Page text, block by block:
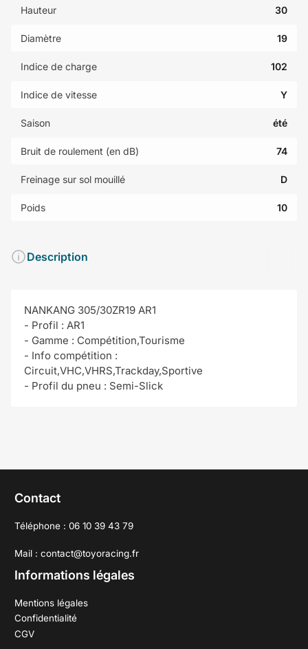
Hauteur 30
Diamètre 19
Indice de charge 102
Indice de vitesse Y
Saison été
Bruit de roulement (en dB) 74
Freinage sur sol mouillé D
Poids 10
Description
NANKANG 305/30ZR19 AR1
- Profil : AR1
- Gamme : Compétition,Tourisme
- Info compétition :
Circuit,VHC,VHRS,Trackday,Sportive
- Profil du pneu : Semi-Slick
Contact
Téléphone : 06 10 39 43 79
Mail : contact@toyoracing.fr
Informations légales
Mentions légales
Confidentialité
CGV